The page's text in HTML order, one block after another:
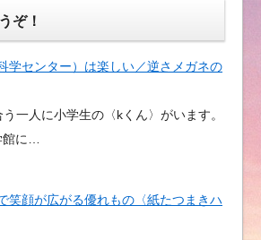
ぞ！
学センター）は楽しい／逆さメガネの
一人に小学生の〈kくん〉がいます。
に…
笑顔が広がる優れもの〈紙たつまきハ